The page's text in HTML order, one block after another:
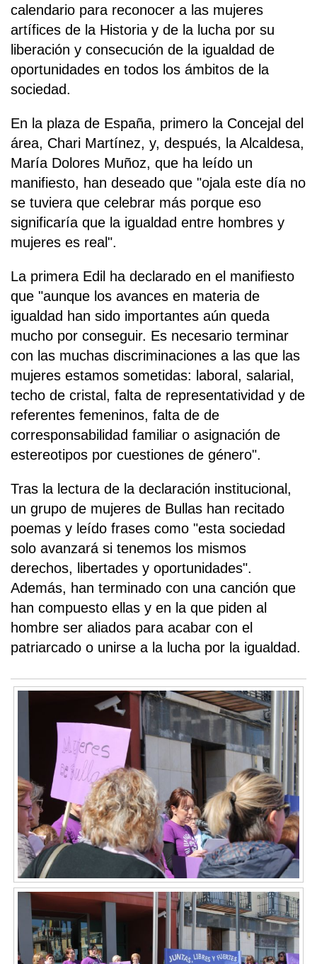
calendario para reconocer a las mujeres
artífices de la Historia y de la lucha por su
liberación y consecución de la igualdad de
oportunidades en todos los ámbitos de la
sociedad.
En la plaza de España, primero la Concejal del
área, Chari Martínez, y, después, la Alcaldesa,
María Dolores Muñoz, que ha leído un
manifiesto, han deseado que "ojala este día no
se tuviera que celebrar más porque eso
significaría que la igualdad entre hombres y
mujeres es real".
La primera Edil ha declarado en el manifiesto
que "aunque los avances en materia de
igualdad han sido importantes aún queda
mucho por conseguir. Es necesario terminar
con las muchas discriminaciones a las que las
mujeres estamos sometidas: laboral, salarial,
techo de cristal, falta de representatividad y de
referentes femeninos, falta de de
corresponsabilidad familiar o asignación de
estereotipos por cuestiones de género".
Tras la lectura de la declaración institucional,
un grupo de mujeres de Bullas han recitado
poemas y leído frases como "esta sociedad
solo avanzará si tenemos los mismos
derechos, libertades y oportunidades".
Además, han terminado con una canción que
han compuesto ellas y en la que piden al
hombre ser aliados para acabar con el
patriarcado o unirse a la lucha por la igualdad.